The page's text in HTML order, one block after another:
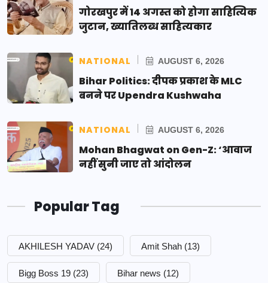
गोरखपुर में 14 अगस्त को होगा साहित्यिक
जुटान, ख्यातिलब्ध साहित्यकार
NATIONAL AUGUST 6, 2026
Bihar Politics: दीपक प्रकाश के MLC
बनने पर Upendra Kushwaha
NATIONAL AUGUST 6, 2026
Mohan Bhagwat on Gen-Z: ‘आवाज
नहीं सुनी जाए तो आंदोलन
Popular Tag
AKHILESH YADAV (24) Amit Shah (13)
Bigg Boss 19 (23) Bihar news (12)